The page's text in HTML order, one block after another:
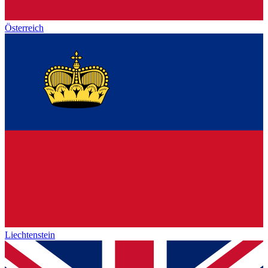
Österreich
Liechtenstein